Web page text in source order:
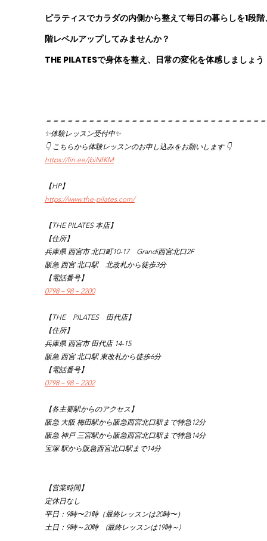
ピラティスでカラダの内側から整えて毎日の暮らしを1段
階レベルアップしてみませんか？
THE PILATESで身体を整え、日常の変化を体感しましょう
＝＝＝＝＝＝＝＝＝＝＝＝＝＝＝＝＝＝＝＝＝＝＝＝＝＝＝＝＝＝
✨体験レッスン受付中✨
👇 こちらから体験レッスンのお申し込みをお願いします 👇
https://lin.ee/jbiNfKM
【HP】
https://www.the-pilates.com/
【THE PILATES 本店】
【住所】
兵庫県 西宮市 北口町10-17　Grandi西宮北口2F
阪急 西宮 北口駅　北改札から徒歩3分
【電話番号】
0798－98－2200
【THE　PILATES　田代店】
【住所】
兵庫県 西宮市 田代店 14-15
阪急 西宮 北口駅 東改札から徒歩6分
【電話番号】
0798－98－2202
【各主要駅からのアクセス】
阪急 大阪 梅田駅から阪急西宮北口駅まで特急12分
阪急 神戸 三宮駅から阪急西宮北口駅まで特急14分
宝塚 駅から阪急西宮北口駅まで14分
【営業時間】
定休日なし
平日：9時〜21時（最終レッスンは20時〜）
土日：9時～20時　(最終レッスンは19時～)